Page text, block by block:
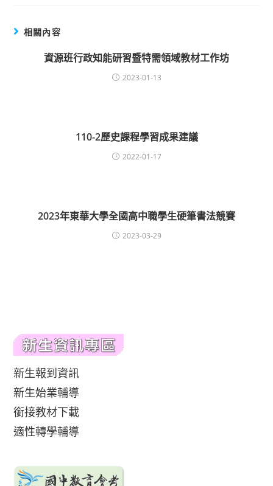
相關內容
資源班行政知能研習暨特需領域教材工作坊
2023-01-13
110-2歷史課程學習成果建議
2022-01-17
2023年東華大學全國高中職學生硬筆書法競賽
2023-03-29
新生報到資訊
新生始業輔導
銜接教材下載
適性轉學輔導